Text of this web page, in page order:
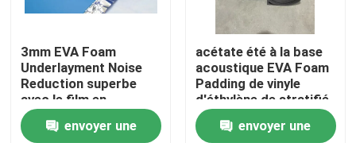
Aperçu
Produits
3mm EVA Foam
Underlayment Noise
Reduction superbe
avec le film en
aluminium bleu
envoyer une
acétate été à la base
acoustique EVA Foam
Padding de vinyle
d'éthylène de stratifié
épais de 1mm
envoyer une